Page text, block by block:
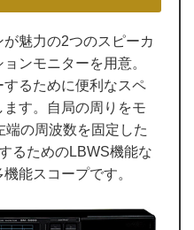
魅力の2つのスピーカ
ンモニターを用意。
るために便利なスペ
す。自局の周りをモ
の周波数を固定した
るためのLBWS機能な
能スコープです。